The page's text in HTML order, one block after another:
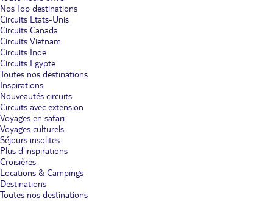
Nos Top destinations
Circuits Etats-Unis
Circuits Canada
Circuits Vietnam
Circuits Inde
Circuits Egypte
Toutes nos destinations
Inspirations
Nouveautés circuits
Circuits avec extension
Voyages en safari
Voyages culturels
Séjours insolites
Plus d'inspirations
Croisières
Locations & Campings
Destinations
Toutes nos destinations